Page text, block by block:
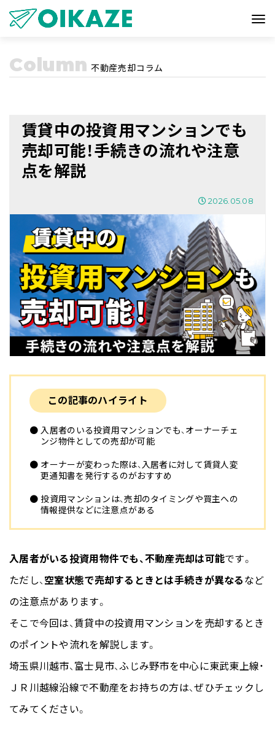
Column 不動産売却コラム
賃貸中の投資用マンションでも
売却可能！手続きの流れや注意
点を解説
2026.05.08
この記事のハイライト
●入居者のいる投資用マンションでも、オーナーチェ
ンジ物件としての売却が可能
●オーナーが変わった際は、入居者に対して賃貸人変
更通知書を発行するのがおすすめ
●投資用マンションは、売却のタイミングや買主への
情報提供などに注意点がある
入居者がいる投資用物件でも、不動産売却は可能です。
ただし、 空室状態で売却するときとは手続きが異なる など
の注意点があります。
そこで今回は、賃貸中の投資用マンションを売却するとき
のポイントや流れを解説します。
埼玉県川越市、富士見市、ふじみ野市を中心に東武東上線・
ＪＲ川越線沿線で不動産をお持ちの方は、ぜひチェックし
てみてください。